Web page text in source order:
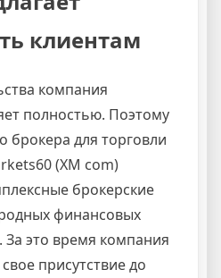
клиентам
компания
полностью. Поэтому
брокера для торговли
(XM com)
брокерские
финансовых
За это время компания
присутствие до